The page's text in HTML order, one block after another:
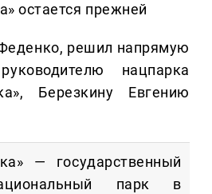
остается прежней
решил напрямую
нацпарка
Березкину Евгению
— государственный
парк в